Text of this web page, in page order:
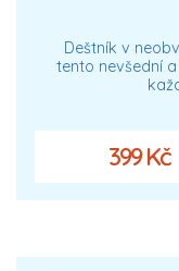
Deštník v
tento nevšední
399 Kč